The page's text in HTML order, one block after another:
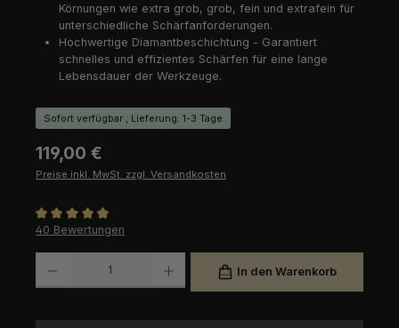
Körnungen wie extra grob, grob, fein und extrafein für
unterschiedliche Schärfanforderungen.
Hochwertige Diamantbeschichtung - Garantiert
schnelles und effizientes Schärfen für eine lange
Lebensdauer der Werkzeuge.
Sofort verfügbar , Lieferung: 1-3 Tage
Regulärer Preis:
119,00 €
Preise inkl. MwSt. zzgl. Versandkosten
Durchschnittliche Bewertung von 4.93 von 5 Sternen
40 Bewertungen
In den Warenkorb